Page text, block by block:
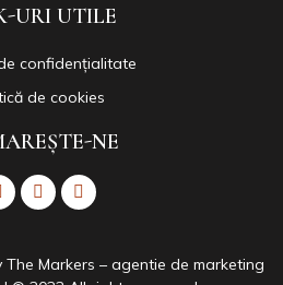
URI UTILE
confidențialitate
de cookies
NE
The Markers – agentie de marketing